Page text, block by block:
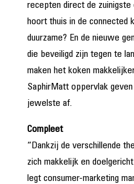
recepten direct de zuinigste
hoort thuis in de connected
duurzame? En de nieuwe
die beveiligd zijn tegen te
maken het koken
SaphirMatt oppervlak
jewelste af.
Compleet
“Dankzij de verschillende
zich makkelijk en
legt consumer-marketing